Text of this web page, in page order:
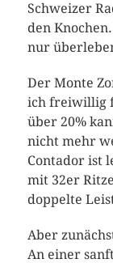
Schweizer
den
nur
Der Monte
ich freiwillig
über 20%
nicht mehr
Contador ist
mit 32er
doppelte
Aber
An einer